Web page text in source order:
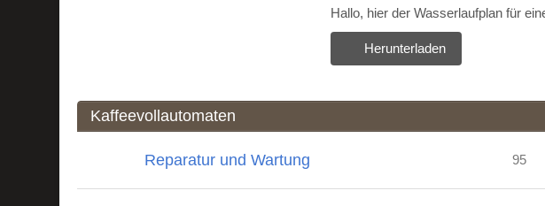
Hallo, hier der Wasserlaufplan für
Herunterladen
Kaffeevollautomaten
Reparatur und Wartung 95